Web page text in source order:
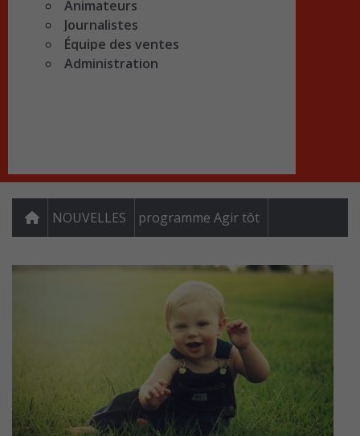
Animateurs
Journalistes
Équipe des ventes
Administration
NOUVELLES programme Agir tôt